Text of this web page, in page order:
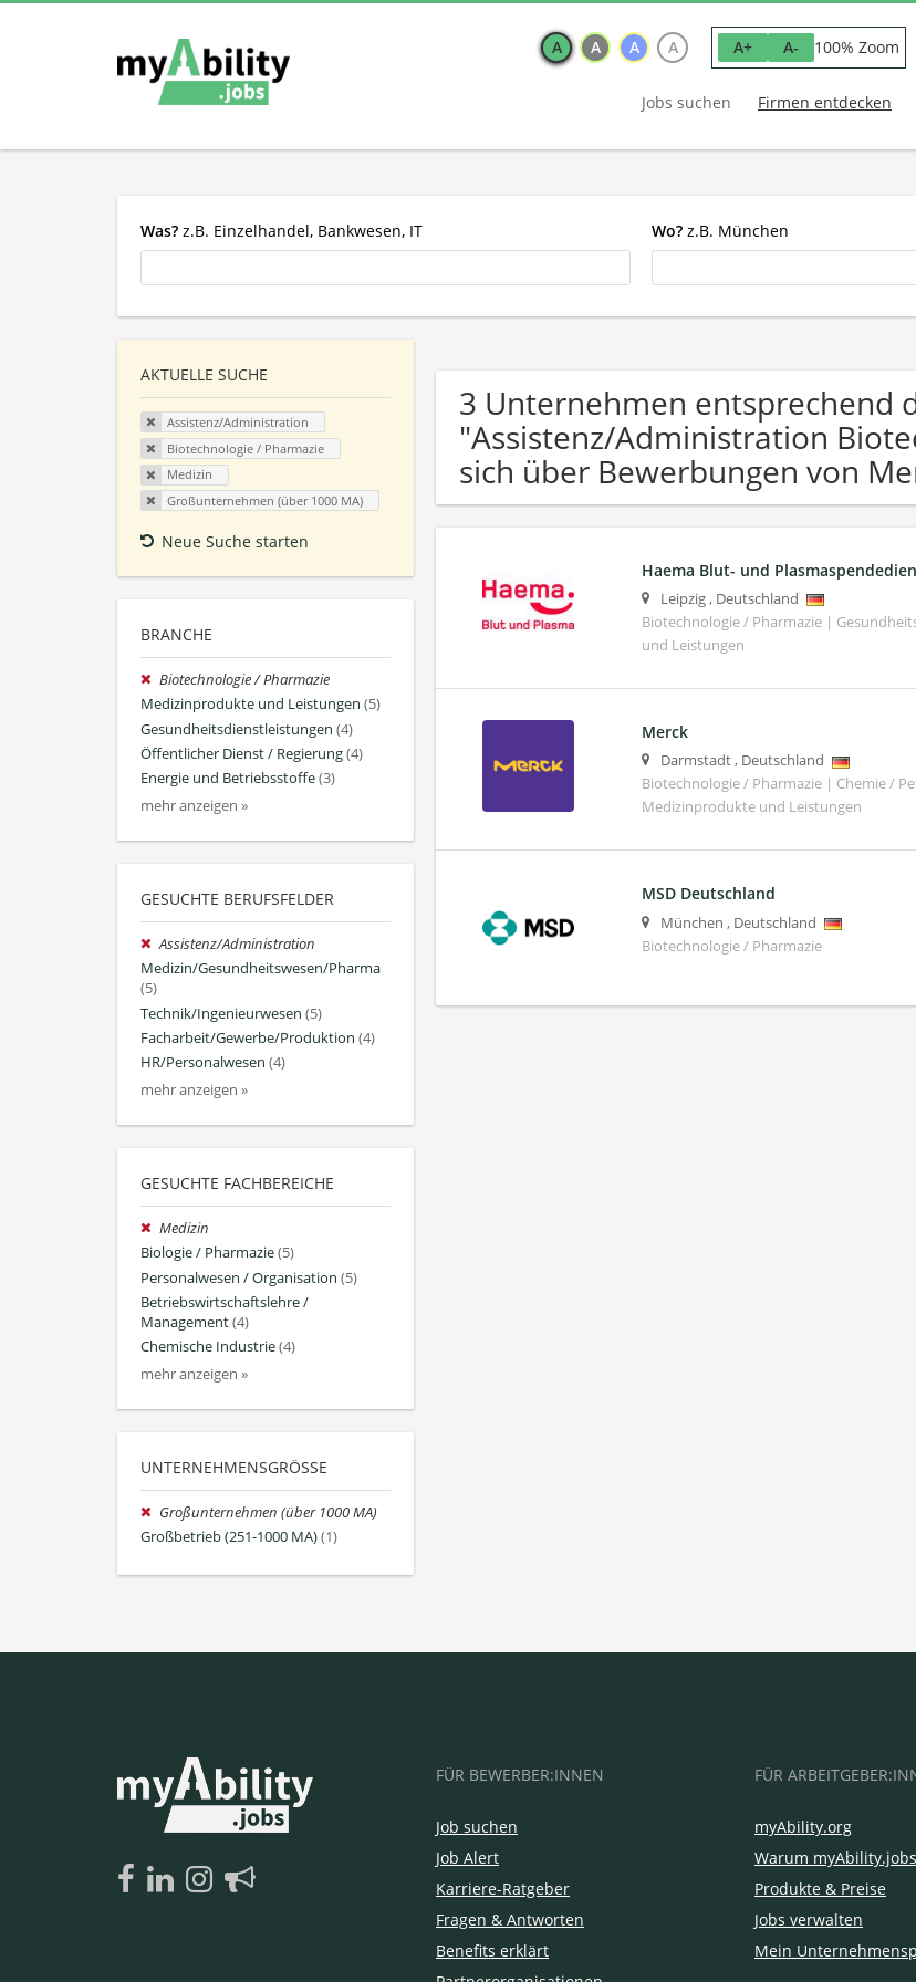
A A A A A+ A- 100% Zoom
Jobs suchen Firmen entdecken
Was? z.B. Einzelhandel, Bankwesen, IT Wo? z.B. München
AKTUELLE SUCHE
Assistenz/Administration
Biotechnologie / Pharmazie
Medizin
Großunternehmen (über 1000 MA)
Neue Suche starten
BRANCHE
Biotechnologie / Pharmazie
Medizinprodukte und Leistungen (5)
Gesundheitsdienstleistungen (4)
Öffentlicher Dienst / Regierung(4)
Energie und Betriebsstoffe(3)
mehr anzeigen »
GESUCHTE BERUFSFELDER
Assistenz/Administration
Medizin/Gesundheitswesen/Pharma
(5)
Technik/Ingenieurwesen (5)
Facharbeit/Gewerbe/Produktion (4)
HR/Personalwesen (4)
mehr anzeigen »
GESUCHTE FACHBEREICHE
Medizin
Biologie / Pharmazie(5)
Personalwesen / Organisation (5)
Betriebswirtschaftslehre /
Management(4)
Chemische Industrie(4)
mehr anzeigen »
UNTERNEHMENSGRÖSSE
Großunternehmen (über 1000 MA)
Großbetrieb (251-1000 MA)(1)
3 Unternehmen entsprechend
"Assistenz/Administration
sich über Bewerbungen von
Haema Blut- und
Leipzig, Deutschland
Biotechnologie / Pharmazie |
und Leistungen
Merck
Darmstadt, Deutschland
Biotechnologie / Pharmazie | Chemie /
Medizinprodukte und Leistungen
MSD Deutschland
München , Deutschland
Biotechnologie / Pharmazie
FÜR BEWERBER:INNEN
Job suchen
Job Alert
Karriere-Ratgeber
Fragen & Antworten
Benefits erklärt
FÜR
myAbility.org
Warum myAbility.jobs
Produkte & Preise
Jobs verwalten
Mein